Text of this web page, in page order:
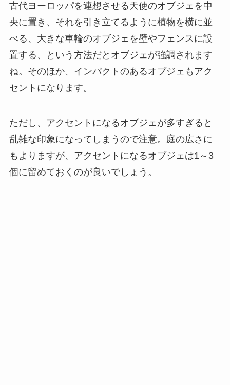
古代ヨーロッパを連想させる天使のオブジェを中
央に置き、それを引き立てるように植物を横に並
べる、大きな車輪のオブジェを壁やフェンスに設
置する、という方法だとオブジェが強調されます
ね。そのほか、インパクトのあるオブジェもアク
セントになります。
ただし、アクセントになるオブジェが多すぎると
乱雑な印象になってしまうので注意。庭の広さに
もよりますが、アクセントになるオブジェは1～3
個に留めておくのが良いでしょう。